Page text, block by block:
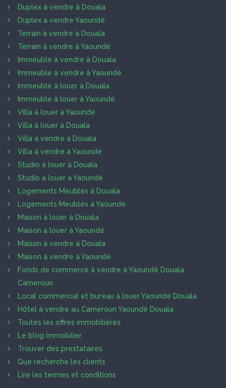
Duplex à vendre à Douala
Duplex à vendre Yaoundé
Terrain à vendre à Douala
Terrain à vendre à Yaoundé
Immeuble à vendre à Douala
Immeuble à vendre à Yaoundé
Immeuble à louer à Douala
Immeuble à louer à Yaoundé
Villa à louer à Yaoundé
Villa à louer à Douala
Villa à vendre à Douala
Villa à vendre à Yaoundé
Studio à louer à Douala
Studio à louer à Yaoundé
Logements Meublés à Douala
Logements Meublés à Yaoundé
Maison à louer à Douala
Maison à louer à Yaoundé
Maison à vendre à Douala
Maison à vendre à Yaoundé
Fonds de commerce à vendre à Yaoundé Douala
Cameroun
Local commercial et bureau à louer Yaoundé Douala
Hôtel à vendre au Cameroun Yaoundé Douala
Toutes les offres immobilières
Le blog immobilier
Trouver des prestataires
Que recherche les clients
Lire les termes et conditions